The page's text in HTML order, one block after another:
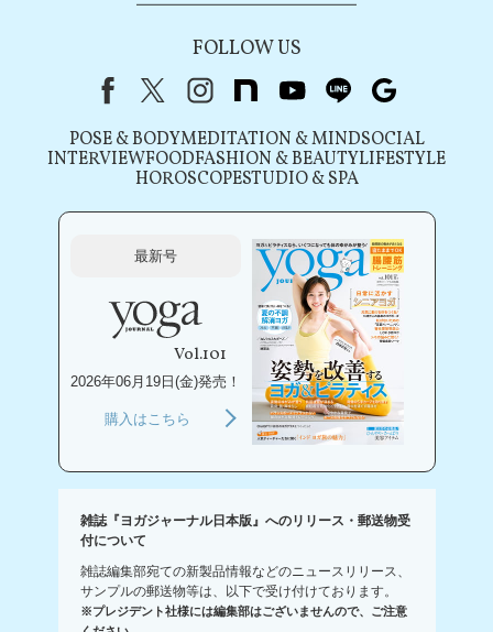
FOLLOW US
FacebookX（旧Twitter）
instagram
note youtubeline
POSE & BODYMEDITATION & MINDSOCIAL
INTERVIEWFOODFASHION & BEAUTYLIFESTYLE
HOROSCOPESTUDIO & SPA
最新号
Vol.101
2026年06月19日(金)発売！
購入はこちら
雑誌『ヨガジャーナル日本版』へのリリース・郵送物受
付について
雑誌編集部宛ての新製品情報などのニュースリリース、
サンプルの郵送物等は、以下で受け付けております。
※プレジデント社様には編集部はございませんので、ご注意